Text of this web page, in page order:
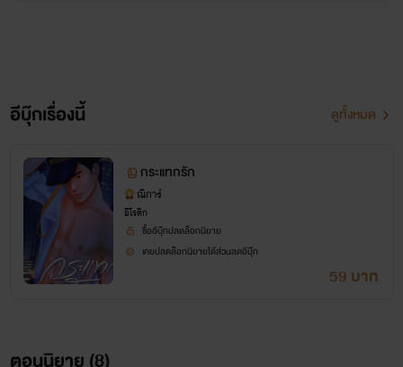
อีบุ๊กเรื่องนี้ ดูทั้งหมด
กระแทกรัก
ณิการ์
อีโรติก
ซื้ออีบุ๊กปลดล็อกนิยาย
เคยปลดล็อกนิยายได้ส่วนลดอีบุ๊ก
59 บาท